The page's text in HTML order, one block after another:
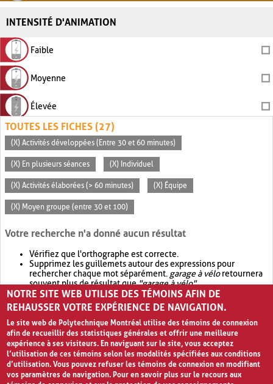
INTENSITÉ D'ANIMATION
Faible
Moyenne
Élevée
TOUTES LES FICHES (27)
(X) Activités développées (Entre 30 et 60 minutes)
(X) En plusieurs séances (X) Individuel
(X) Activités élaborées (> 60 minutes) (X) Équipe
(X) Moyen groupe (entre 30 et 100)
Votre recherche n'a donné aucun résultat
Vérifiez que l'orthographe est correcte.
Supprimez les guillemets autour des expressions pour
rechercher chaque mot séparément. garage à véloretournera
souvent plus de résultat que"garage à vélo".
Envisagez d'élargir votre recherche avec OR.garage OR vélo
retournera souvent plus de résultat quegarage à vélo
NOTRE SITE WEB UTILISE DES TÉMOINS AFIN DE
REHAUSSER VOTRE EXPÉRIENCE DE NAVIGATION.
Le site web de Polytechnique Montréal utilise des témoins de connexion
afin de recueillir des statistiques générales et offrir une meilleure
expérience à ses visiteurs. En naviguant sur le site, vous acceptez
l’utilisation de ces témoins selon les modalités spécifiées aux conditions
d’utilisation. Vous pouvez refuser les témoins de connexion en modifiant
vos paramètres de navigation. Pour en savoir plus sur le recours aux